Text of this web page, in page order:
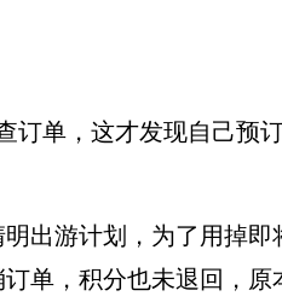
单，这才发现自己预订
游计划，为了用掉即
单，积分也未退回，原